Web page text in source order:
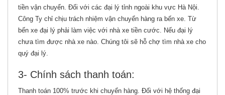
tiền vận chuyển. Đối với các đại lý tỉnh ngoài khu vực Hà Nội.
Công Ty chỉ chịu trách nhiệm vận chuyển hàng ra bến xe. Từ
bến xe đại lý phải làm việc với nhà xe tiền cước. Nếu đại lý
chưa tìm được nhà xe nào. Chúng tôi sẽ hỗ chợ tìm nhà xe cho
quý đại lý.
3- Chính sách thanh toán:
Thanh toán 100% trước khi chuyển hàng. Đối với hệ thống đại